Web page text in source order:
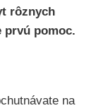
rôznych
prvú pomoc.
na